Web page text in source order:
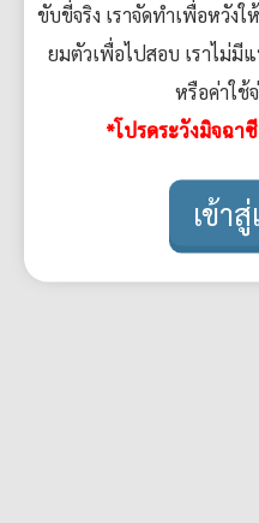
ขับขี่จริง เราจัดทำเพื่อหวัง
ยมตัวเพื่อไปสอบ เราไม่มี
หรือค่าใช้
*โปรดระวังมิจฉา
เข้า